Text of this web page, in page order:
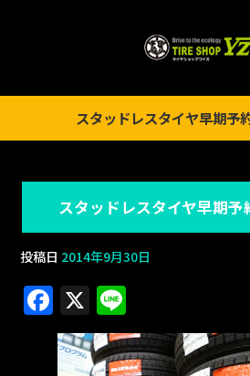
スタッドレスタイヤ早期予
スタッドレスタイヤ早期予
投稿日 2014年9月30日
F
a
c
X
n
e